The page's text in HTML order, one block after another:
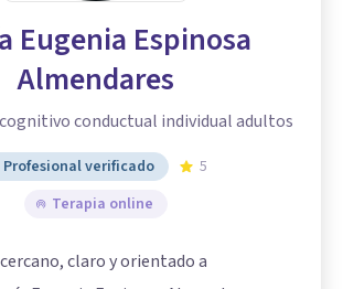
Eugenia Espinosa
Almendares
conductual individual adultos
Profesional verificado
5
Terapia online
claro y orientado a